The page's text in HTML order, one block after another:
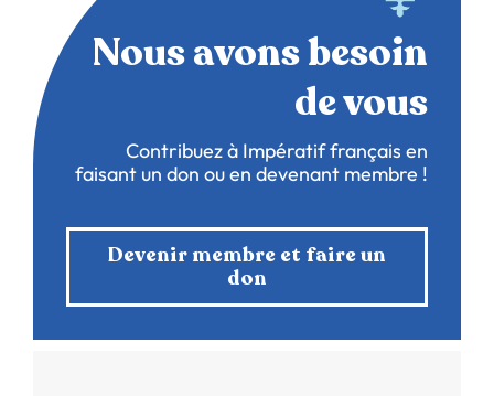
Nous avons besoin
de vous
Contribuez à Impératif français en
faisant un don ou en devenant membre !
Devenir membre et faire un
don